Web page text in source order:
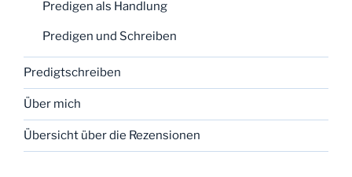
Predigen als Handlung
Predigen und Schreiben
Predigtschreiben
Über mich
Übersicht über die Rezensionen